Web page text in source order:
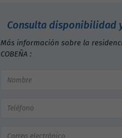
Consulta disponibilidad
Más información sobre la
COBEÑA :